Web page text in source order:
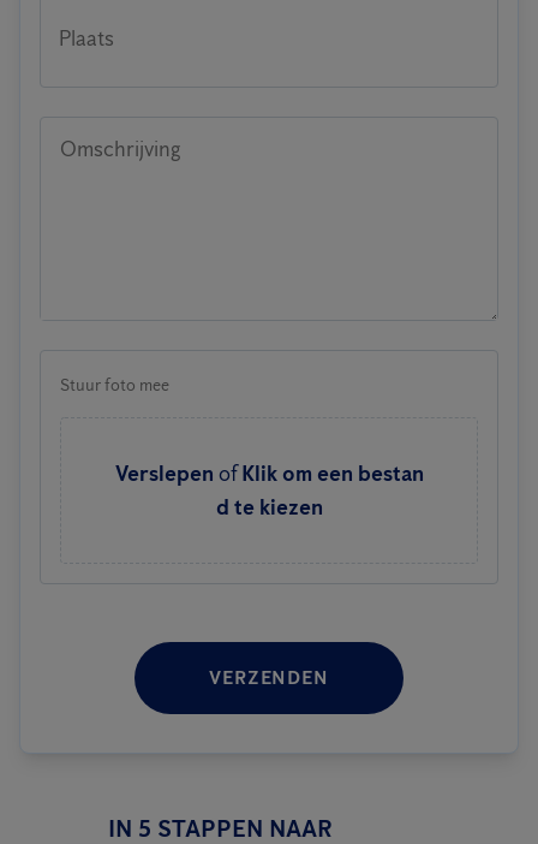
Plaats
Omschrijving
Stuur foto mee
Verslepen of Klik om een bestan
d te kiezen
VERZENDEN
IN 5 STAPPEN NAAR